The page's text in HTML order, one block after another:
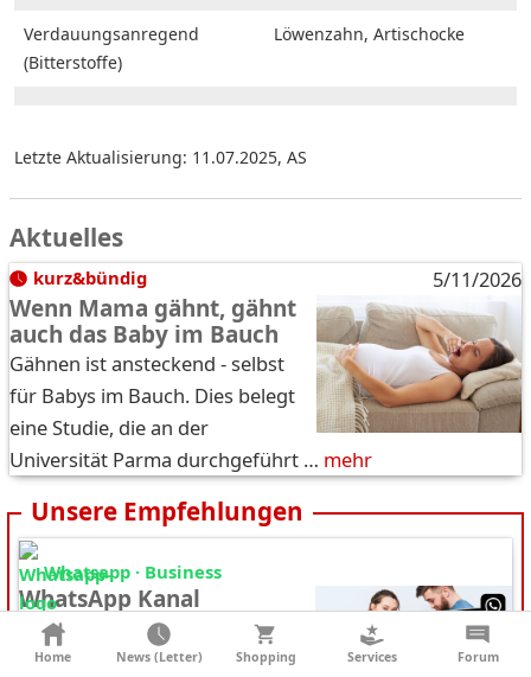
Verdauungsanregend
(Bitterstoffe)
Löwenzahn, Artischocke
Letzte Aktualisierung: 11.07.2025, AS
Aktuelles
kurz&bündig 5/11/2026
Wenn Mama gähnt, gähnt
auch das Baby im Bauch
Gähnen ist ansteckend - selbst
für Babys im Bauch. Dies belegt
eine Studie, die an der
Universität Parma durchgeführt … mehr
Unsere Empfehlungen
Whatsapp · Business
WhatsApp Kanal
"swissmom"
Lass dich täglich vom
Home News (Letter) Shopping Services Forum